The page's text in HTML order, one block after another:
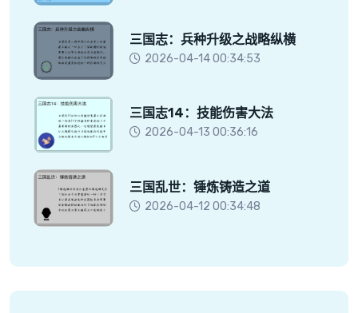
三国志：兵种升级之战略纵横
2026-04-14 00:34:53
三国志14：技能伤害大法
2026-04-13 00:36:16
三国乱世：锤炼铸造之道
2026-04-12 00:34:48